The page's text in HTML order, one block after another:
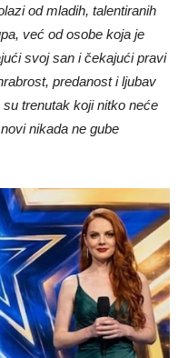
od mladih, talentiranih
već od osobe koja je
svoj san i čekajući pravi
predanost i ljubav
trenutak koji nitko neće
nikada ne gube